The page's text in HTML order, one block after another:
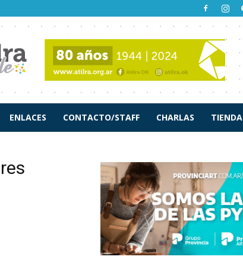
ENLACES CONTACTO/STAFF CHARLAS TIENDA